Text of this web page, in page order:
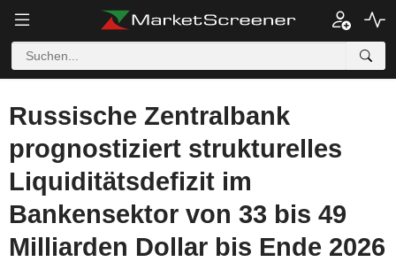
Russische Zentralbank
prognostiziert strukturelles
Liquiditätsdefizit im
Bankensektor von 33 bis 49
Milliarden Dollar bis Ende 2026